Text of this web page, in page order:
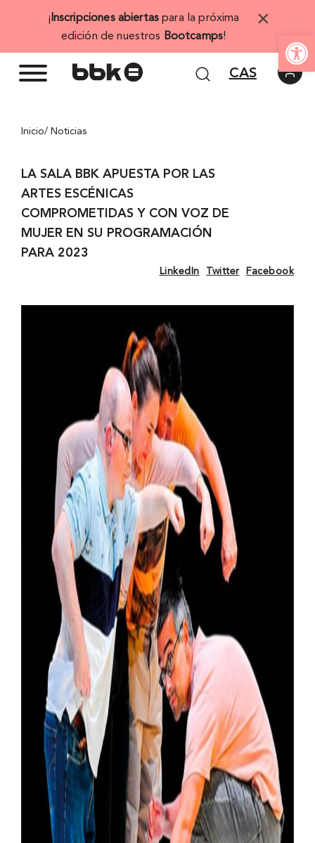
Abrir
¡ Inscripciones abiertas para la próxima
edición de nuestros Bootcamps!
×
CAS
Inicio/ Noticias
LA SALA BBK APUESTA POR LAS
ARTES ESCÉNICAS
COMPROMETIDAS Y CON VOZ DE
MUJER EN SU PROGRAMACIÓN
PARA 2023
LinkedIn Twitter Facebook